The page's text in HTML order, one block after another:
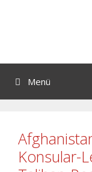
Menü
Konsular-